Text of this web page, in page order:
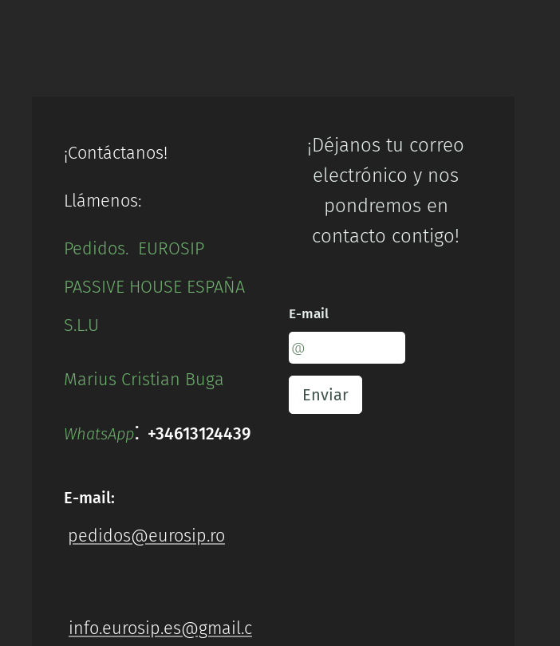
¡Contáctanos!
Llámenos:
Pedidos. EUROSIP
PASSIVE HOUSE ESPAÑA
S.L.U
Marius Cristian Buga
WhatsApp: +34613124439
E-mail:
pedidos@eurosip.ro
info.eurosip.es@gmail.c
¡Déjanos tu correo
electrónico y nos
pondremos en
contacto contigo!
E-mail
Enviar